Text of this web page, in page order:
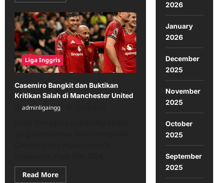
Pesan
Berkelas
Pep
Guardiola
untuk
Ruben
Amorim
di
Manchester
United
Liga Inggris
Casemiro Bangkit dan Buktikan
Kritikan Salah di Manchester United
adminligaingg
Read MoreRead
more
2026
January
2026
December
2025
November
2025
October
2025
September
2025